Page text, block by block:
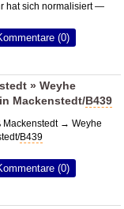
hat sich normalisiert —
(0)
» Weyhe
Mackenstedt/B439
Mackenstedt → Weyhe
B439
(0)